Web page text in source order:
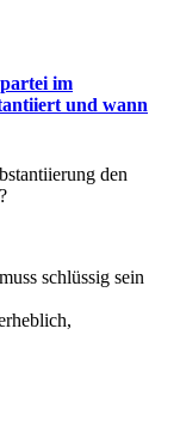
im
und wann
den
schlüssig sein